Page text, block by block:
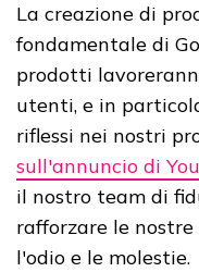
La creazione di
fondamentale di
prodotti
utenti, e in
riflessi nei nostri
sull'annuncio di
il nostro team di
rafforzare le
l'odio e le molestie.